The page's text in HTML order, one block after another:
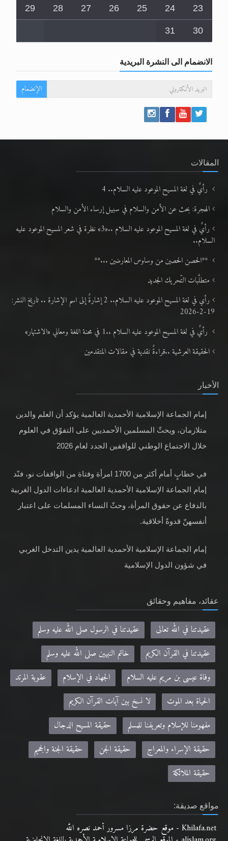
23
24
25
26
27
28
29
30
31
الانضمام الى النشرة البريدية
الإنضمام
المقالات
رأيٌ في لغة المسيح الموعود عليه السلام.. 4
الهجرة: بحث عن الأمن والسلام في سبيل إرساء الأمن والسلام
رأيٌ في لغة المسيح الموعود عليه السلام ..«3» نظرة في شعر المسيح الموعود عليه
السلام..
**الحصن الحصين من وساوس المعارضين ...**
متطلَّبات التّحريك الجديد
رأي في لغة المسيح الموعود عليه السلام.. 2 إشارةٌ إلى اسم الإشارة .. تاريخ النشر:
19-2-2026
رأيٌ في لغة المسيح الموعود عليه السلام ..1 في محنة اللغة ومعاني «الاشتهار»
الحقيقة العرشية ..قراءةٌ نقدية في مقالات المتقدمين
الأخبار
إمام الجماعة الإسلامية الأحمدية العالمية يؤكد أن العلم والدين
متلازمان، ويحثّ المسلمين الأحمديين على التفوّق في العلوم
خلال الاجتماع الوطني للواقفين الجدد لعام 2026
في خطابٍ أمام أكثر من 1700 امرأة وفتاة من الواقفات نو، فنّد
إمام الجماعة الإسلامية الأحمدية العالمية ادعاءات الدول الغربية
بالدفاع عن حقوق المرأة، وحثّ النساء المسلمات على اعتبار
أنفسهنّ قدوةً أخلاقية.
إمام الجماعة الإسلامية الأحمدية العالمية يدين التدخل الغربي
في شؤون الدول الإسلامية
عقائد، مفاهيم وحقائق
عقيدتنا في الله تعالى
عقيدتنا في الرسول صلى الله عليه وسلم
عقيدتنا في القرآن الكريم
خاتم النبيين صلى الله عليه وسلم
وفاة عيسى بن مريم عليه السلام
الجهاد في الإسلام
عقوبة المرتد
الحياة بعد الموت
لا نسخ بين آيات القرآن الكريم
مفهومنا للإسلام وتعريفنا للمسلم
حقيقة المسيح الدجال
حقيقة الإسراء والمعراج
حقيقة الجن
حقيقة الجنة والجحيم
حقيقة الملائكة
مواقع صديقة:
Khilafa.net - موقع حضرة مرزا مسرور أحمد نصره الله